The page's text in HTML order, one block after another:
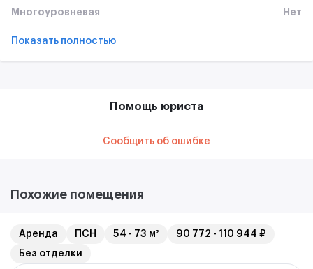
Многоуровневая Нет
Показать полностью
Помощь юриста
Сообщить об ошибке
Похожие помещения
Аренда ПСН 54 - 73 м²
90 772 - 110 944 ₽
Без отделки